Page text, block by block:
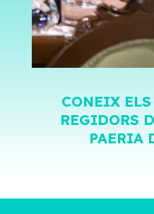
CONEIX
REGIDORS
PAERIA